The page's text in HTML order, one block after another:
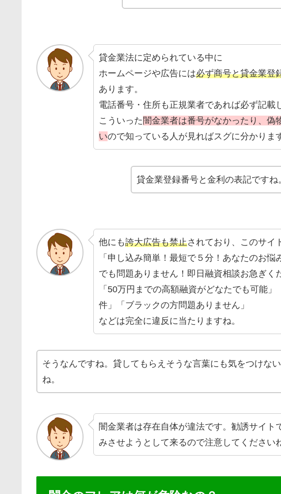
貸金業法に定められている中に
ホームページや広告には必ず商号と貸金業登
あります。
電話番号・住所も正規業者であれば必ず記載
こういった 闇金業者は番号がなかったり、偽
いので知っている人が見ればスグに分かりま
貸金業登録番号と金利の表記です
他にも誇大広告も禁止されており、このサイ
「申し込み簡単！最短で５分！あなたのお
でも問題ありません！即日融資相談お急ぎく
「50万円までの高額融資がどなたでも可能
件」「ブラックの方問題ありません」
などは完全に違反に当たりますね。
そうなんですね。貸してもらえそうな言葉にも気をつけな
ね。
闇金業者は存在自体が違法です。勧誘サイト
みさせようとして来るので注意してください